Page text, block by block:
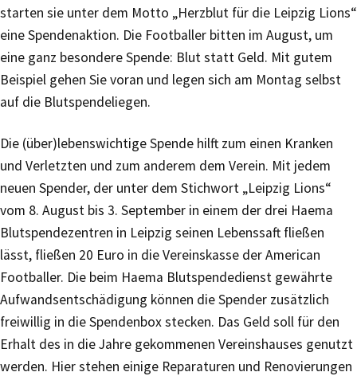
starten sie unter dem Motto „Herzblut für die Leipzig Lions“
eine Spendenaktion. Die Footballer bitten im August, um
eine ganz besondere Spende: Blut statt Geld. Mit gutem
Beispiel gehen Sie voran und legen sich am Montag selbst
auf die Blutspendeliegen.
Die (über)lebenswichtige Spende hilft zum einen Kranken
und Verletzten und zum anderem dem Verein. Mit jedem
neuen Spender, der unter dem Stichwort „Leipzig Lions“
vom 8. August bis 3. September in einem der drei Haema
Blutspendezentren in Leipzig seinen Lebenssaft fließen
lässt, fließen 20 Euro in die Vereinskasse der American
Footballer. Die beim Haema Blutspendedienst gewährte
Aufwandsentschädigung können die Spender zusätzlich
freiwillig in die Spendenbox stecken. Das Geld soll für den
Erhalt des in die Jahre gekommenen Vereinshauses genutzt
werden. Hier stehen einige Reparaturen und Renovierungen